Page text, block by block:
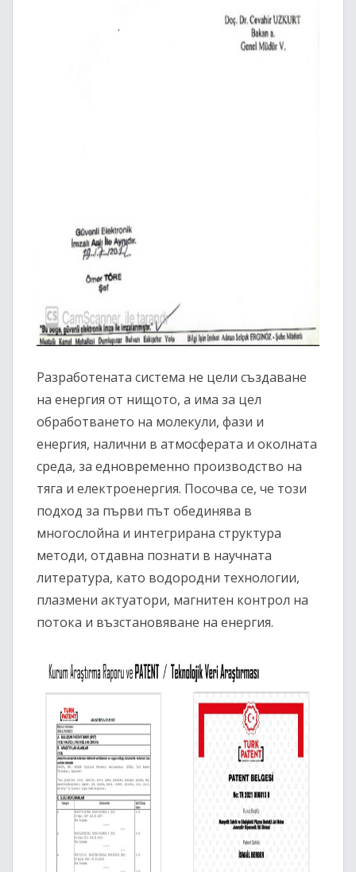
Разработената система не цели създаване
на енергия от нищото, а има за цел
обработването на молекули, фази и
енергия, налични в атмосферата и околната
среда, за едновременно производство на
тяга и електроенергия. Посочва се, че този
подход за първи път обединява в
многослойна и интегрирана структура
методи, отдавна познати в научната
литература, като водородни технологии,
плазмени актуатори, магнитен контрол на
потока и възстановяване на енергия.